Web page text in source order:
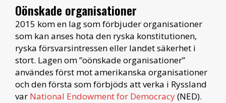
Oönskade organisationer
2015 kom en lag som förbjuder organisationer
som kan anses hota den ryska konstitutionen,
ryska försvarsintressen eller landet säkerhet i
stort. Lagen om ”oönskade organisationer”
användes först mot amerikanska organisationer
och den första som förbjöds att verka i Ryssland
var National Endowment for Democracy(NED).